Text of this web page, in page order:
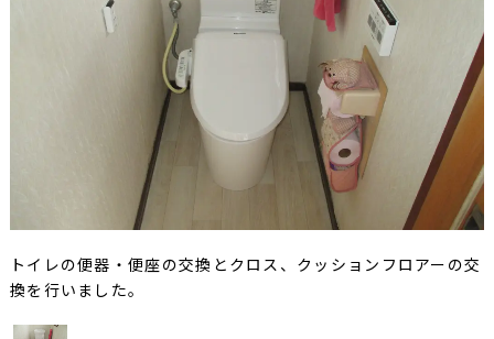
トイレの便器・便座の交換とクロス、クッションフロアーの交
換を行いました。